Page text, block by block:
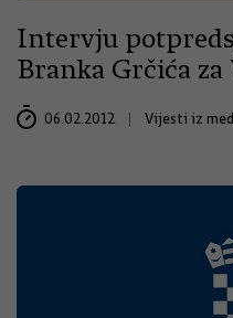
Intervju
Branka Grčića
06.02.2012. Vijesti iz